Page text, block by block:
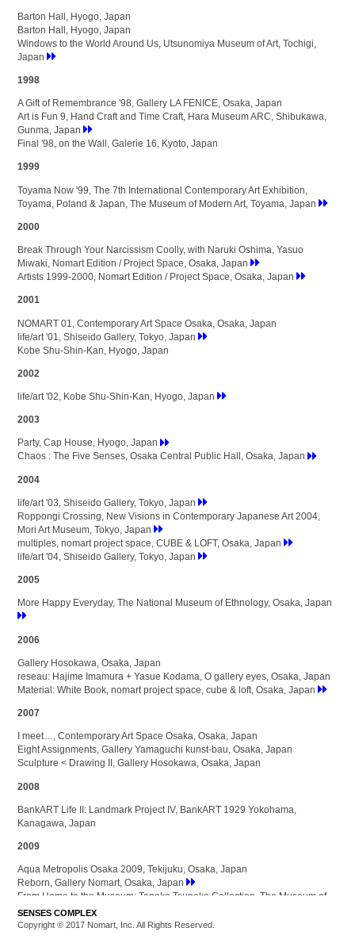
Barton Hall, Hyogo, Japan
Barton Hall, Hyogo, Japan
Windows to the World Around Us, Utsunomiya Museum of Art, Tochigi,
Japan
1998
A Gift of Remembrance '98, Gallery LA FENICE, Osaka, Japan
Art is Fun 9, Hand Craft and Time Craft, Hara Museum ARC, Shibukawa,
Gunma, Japan
Final '98, on the Wall, Galerie 16, Kyoto, Japan
1999
Toyama Now '99, The 7th International Contemporary Art Exhibition,
Toyama, Poland & Japan, The Museum of Modern Art, Toyama, Japan
2000
Break Through Your Narcissism Coolly, with Naruki Oshima, Yasuo
Miwaki, Nomart Edition / Project Space, Osaka, Japan
Artists 1999-2000, Nomart Edition / Project Space, Osaka, Japan
2001
NOMART 01, Contemporary Art Space Osaka, Osaka, Japan
life/art '01, Shiseido Gallery, Tokyo, Japan
Kobe Shu-Shin-Kan, Hyogo, Japan
2002
life/art '02, Kobe Shu-Shin-Kan, Hyogo, Japan
2003
Party, Cap House, Hyogo, Japan
Chaos : The Five Senses, Osaka Central Public Hall, Osaka, Japan
2004
life/art '03, Shiseido Gallery, Tokyo, Japan
Roppongi Crossing, New Visions in Contemporary Japanese Art 2004,
Mori Art Museum, Tokyo, Japan
multiples, nomart project space, CUBE & LOFT, Osaka, Japan
life/art '04, Shiseido Gallery, Tokyo, Japan
2005
More Happy Everyday, The National Museum of Ethnology, Osaka, Japan
2006
Gallery Hosokawa, Osaka, Japan
reseau: Hajime Imamura + Yasue Kodama, O gallery eyes, Osaka, Japan
Material: White Book, nomart project space, cube & loft, Osaka, Japan
2007
I meet…, Contemporary Art Space Osaka, Osaka, Japan
Eight Assignments, Gallery Yamaguchi kunst-bau, Osaka, Japan
Sculpture < Drawing II, Gallery Hosokawa, Osaka, Japan
2008
BankART Life II: Landmark Project IV, BankART 1929 Yokohama,
Kanagawa, Japan
2009
Aqua Metropolis Osaka 2009, Tekijuku, Osaka, Japan
Reborn, Gallery Nomart, Osaka, Japan
From Home to the Museum: Tanaka Tsuneko Collection, The Museum of
Modern Art, Wakayama, Japan
The Unanswered Question, Itami City Museum of Art, Hyogo, Japan
SENSES COMPLEX
Copyright © 2017 Nomart, Inc. All Rights Reserved.